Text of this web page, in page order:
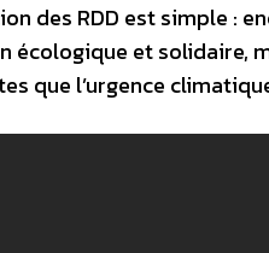
des RDD est simple :
écologique et solidaire,
que l’urgence